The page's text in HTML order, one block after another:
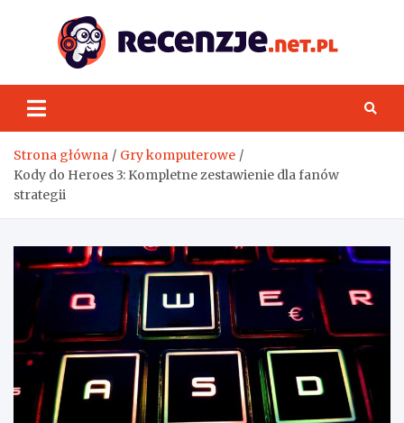
Strona główna
Gry komputerowe
Kody do Heroes 3: Kompletne zestawienie dla fanów
strategii